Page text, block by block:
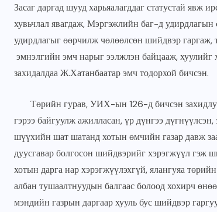
Засаг даргад шууд харьяалагддаг статустай явж
хувьчлал явагдаж, Мэргэжлийн баг-д
удирдлагыг өөрчилж чөлөөлсөн шийдвэр
эмнэлгийн эмч нарыг ээлжлэн байцааж,
захидалдаа Ж.Хатанбаатар эмч тодорхой бичсэн.
Төрийн гурав, УИХ-ын 126-д бичсэн
гэрээ байгуулж ажилласан, үр дүнгээ
шүүхийн шат шатанд хотын өмчийн газар давж
дуусгавар болгосон шийдвэрийг хэрэгжүүл
хотын дарга нар хэрэгжүүлэхгүй, ялангуяа
албан тушаалтнуудын балгаас болоод хохирч
мэндийн газрын даргаар хууль бус шийдвэр